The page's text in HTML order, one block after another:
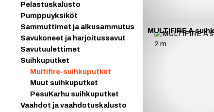
Pelastuskalusto
Pumppuyksiköt
Sammuttimet ja alkusammutus
Savukoneet ja harjoitussavut
Savutuulettimet
Suihkuputket
Multifire-suihkuputket
Muut suihkuputket
PesuKarhu suihkuputket
Vaahdot ja vaahdotuskalusto
MULTIFIRE A